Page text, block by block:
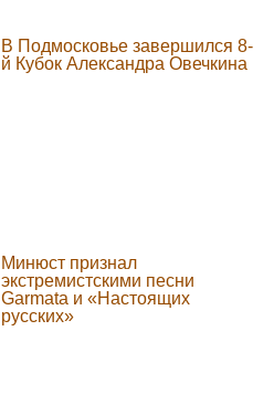
В Подмосковье завершился 8-
й Кубок Александра Овечкина
Минюст признал
экстремистскими песни
Garmata и «Настоящих
русских»